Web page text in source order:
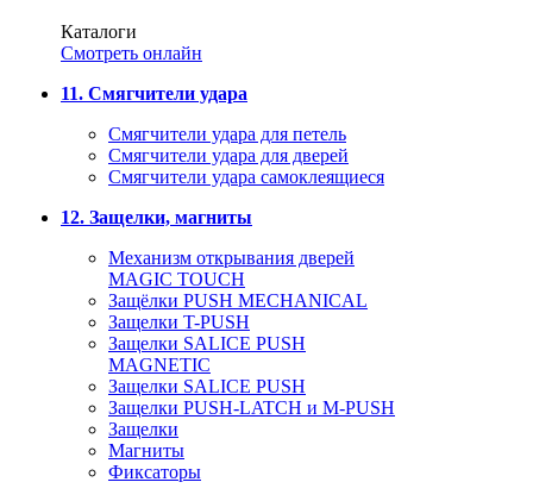
Каталоги
Смотреть онлайн
11. Смягчители удара
Смягчители удара для петель
Смягчители удара для дверей
Cмягчители удара самоклеящиеся
12. Защелки, магниты
Механизм открывания дверей
MAGIC TOUCH
Защёлки PUSH MECHANICAL
Защелки T-PUSH
Защелки SALICE PUSH
MAGNETIC
Защелки SALICE PUSH
Защелки PUSH-LATCH и M-PUSH
Защелки
Магниты
Фиксаторы